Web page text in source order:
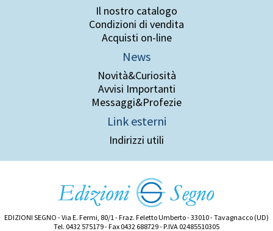
Il nostro catalogo
Condizioni di vendita
Acquisti on-line
News
Novità&Curiosità
Avvisi Importanti
Messaggi&Profezie
Link esterni
Indirizzi utili
EDIZIONI SEGNO - Via E. Fermi, 80/1 - Fraz. Feletto Umberto - 33010 - Tavagnacco (UD)
Tel. 0432 575179 - Fax 0432 688729 - P.IVA 02485510305